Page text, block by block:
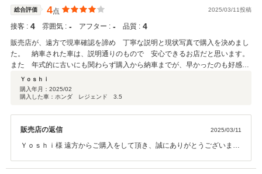
価、コメントありがとうございました！
総合評価 4点 2025/03/11投稿
接客 : 4 雰囲気 : ‐ アフター : ‐ 品質 : 4
販売店が、遠方で現車確認を諦め 丁寧な説明と現状写真で購入を決めまし
た。 納車された車は、説明通りのもので 安心できるお店だと思います。
また 年式的に古いにも関わらず購入から納車までが、早かったのも好感が
持てました。
Ｙｏｓｈｉ
購入年月： 2025/02
購入した車：ホンダ レジェンド 3.5
販売店の返信 2025/03/11
Ｙｏｓｈｉ様 遠方からご購入をして頂き、誠にありがとうございま
ようと心掛けている中での評価を頂き、嬉しい限りです。これからも